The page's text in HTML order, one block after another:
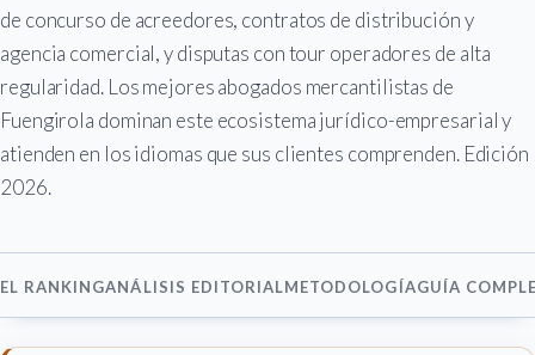
de concurso de acreedores, contratos de distribución y
agencia comercial, y disputas con tour operadores de alta
regularidad. Los mejores abogados mercantilistas de
Fuengirola dominan este ecosistema jurídico-empresarial y
atienden en los idiomas que sus clientes comprenden. Edición
2026.
EL RANKINGANÁLISIS EDITORIALMETODOLOGÍAGUÍA